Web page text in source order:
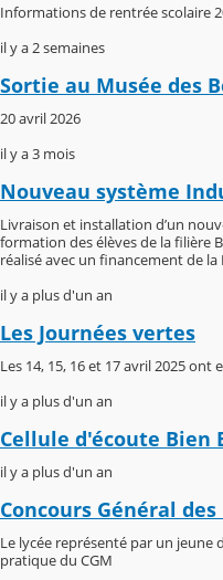
Informations de rentrée scolaire
il y a 2 semaines
Sortie au Musée des
20 avril 2026
il y a 3 mois
Nouveau système
Livraison et installation d’un
formation des élèves de la filière
réalisé avec un financement de
il y a plus d'un an
Les Journées vertes
Les 14, 15, 16 et 17 avril 2025 ont
il y a plus d'un an
Cellule d'écoute Bien
il y a plus d'un an
Concours Général
Le lycée représenté par un jeune
pratique du CGM